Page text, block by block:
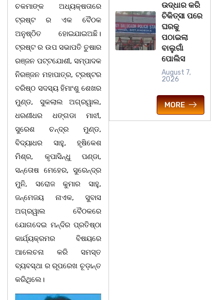
ଚକମାଙ୍କ ଅଧ୍ୟକ୍ଷତାରେ
ଟ୍ରଷ୍ଟ ର ଏକ ବୈଠକ
ଅନୁଷ୍ଠିତ ହୋଇଯାଇଅଛି।
ଟ୍ରଷ୍ଟ ର ଉପ ସଭାପତି ତୁଷାର
ରଞ୍ଜନ ପଟ୍ଟଯୋଶୀ, ସମ୍ପାଦକ
ନିରଞ୍ଜନ ମହାପାତ୍ର, ଟ୍ରଷ୍ଟର
ବରିଷ୍ଠ ସଦସ୍ୟ ହିମାଂଶୁ ଶେଖର
ମୁଣ୍ଡ, ସୁକଲାଲ ଅଗ୍ରୱାଲ,
ଧରଣୀଧର ଧଙ୍ଗଡା ମାଝୀ,
ସୁରେଶ ଚନ୍ଦ୍ର ମୁଣ୍ଡ,
ବିଦ୍ୟାଧର ସାହୁ, ହୃଷିକେଶ
ମିଶ୍ର, କୃପାସିନ୍ଧୁ ପଣ୍ଡା,
ସନ୍ତୋଷ ମେହେର, ସୁରେନ୍ଦ୍ର
ମୁନି, ସରୋଜ କୁମାର ସାହୁ,
ଜନ୍ମେଜୟ ନାଏକ, ସୁବାସ
ଅଗ୍ରୱାଲ ବୈଠକରେ
ଯୋଗଦେଇ ମନ୍ଦିର ପ୍ରତିଷ୍ଠା
କାର୍ଯ୍ୟକ୍ରମର ବିଷୟରେ
ଆଲେଚନା କରି ସମସ୍ତ
ବ୍ୟବସ୍ଥା ର ରୂପରେଖ ଚୂଡ଼ାନ୍ତ
କରିଥିଲେ।
ଉଦ୍ଧାର କରି
ଚିକିତ୍ସା ପରେ
ଘରକୁ
ପଠାଇଲା
ବାଲୁଗାଁ
ପୋଲିସ
August 7,
2026
MORE